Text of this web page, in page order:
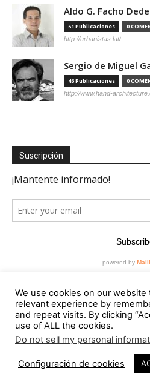
Aldo G. Facho Dede
51 Publicaciones 0
http://urbanistas.lat/
Sergio de Miguel
46 Publicaciones 0
http://www.hand-
Suscripción
Editorial
RevistaVAD
We use cookies on our
relevant experience by
and repeat visits. By clicking
use of ALL the cookies.
Do not sell my personal
Configuración de cookies